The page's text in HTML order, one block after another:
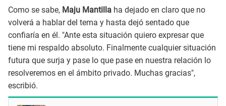
Como se sabe, Maju Mantilla ha dejado en claro que no
volverá a hablar del tema y hasta dejó sentado que
confiaría en él. "Ante esta situación quiero expresar que
tiene mi respaldo absoluto. Finalmente cualquier situación
futura que surja y pase lo que pase en nuestra relación lo
resolveremos en el ámbito privado. Muchas gracias",
escribió.